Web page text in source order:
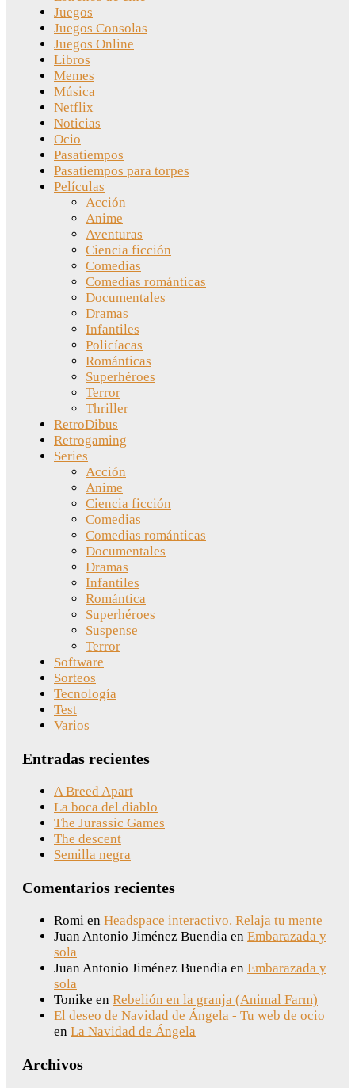
Juegos
Juegos Consolas
Juegos Online
Libros
Memes
Música
Netflix
Noticias
Ocio
Pasatiempos
Pasatiempos para torpes
Películas
Acción
Anime
Aventuras
Ciencia ficción
Comedias
Comedias románticas
Documentales
Dramas
Infantiles
Policíacas
Románticas
Superhéroes
Terror
Thriller
RetroDibus
Retrogaming
Series
Acción
Anime
Ciencia ficción
Comedias
Comedias románticas
Documentales
Dramas
Infantiles
Romántica
Superhéroes
Suspense
Terror
Software
Sorteos
Tecnología
Test
Varios
Entradas recientes
A Breed Apart
La boca del diablo
The Jurassic Games
The descent
Semilla negra
Comentarios recientes
Romi en Headspace interactivo. Relaja tu mente
Juan Antonio Jiménez Buendia en Embarazada y
sola
Juan Antonio Jiménez Buendia en Embarazada y
sola
Tonike en Rebelión en la granja (Animal Farm)
El deseo de Navidad de Ángela - Tu web de ocio
en La Navidad de Ángela
Archivos